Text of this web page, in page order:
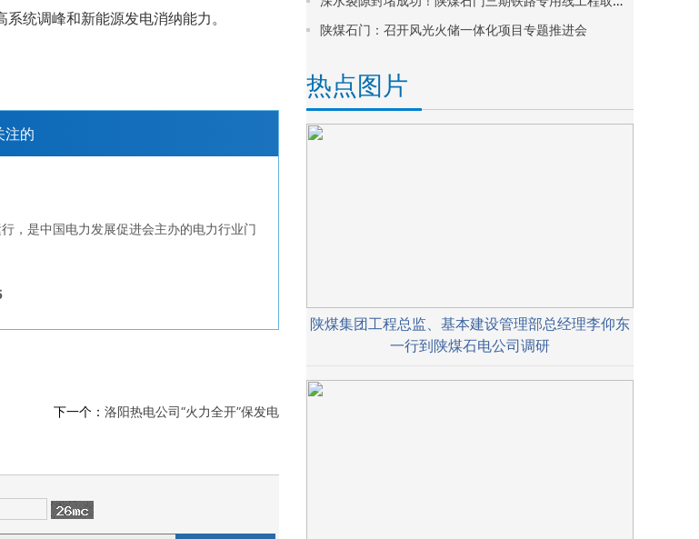
统调峰和新能源发电消纳能力。
注的
，是中国电力发展促进会主办的电力行业门
下一个： 洛阳热电公司“火力全开”保发电
陕煤石门：召开风光火储一体化项目专题推进会
热点图片
陕煤集团工程总监、基本建设管理部总经理李仰东
一行到陕煤石电公司调研